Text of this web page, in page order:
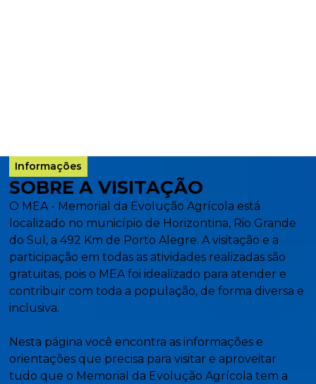
Informações
SOBRE A VISITAÇÃO
O MEA - Memorial da Evolução Agrícola está
localizado no município de Horizontina, Rio Grande
do Sul, a 492 Km de Porto Alegre. A visitação e a
participação em todas as atividades realizadas são
gratuitas, pois o MEA foi idealizado para atender e
contribuir com toda a população, de forma diversa e
inclusiva.
Nesta página você encontra as informações e
orientações que precisa para visitar e aproveitar
tudo que o Memorial da Evolução Agrícola tem a